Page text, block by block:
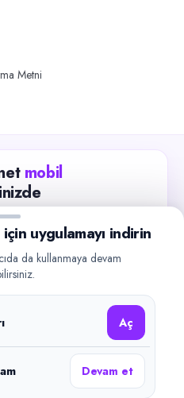
Metni
mobil
edin, işverenlerle hızlıca
geçin.
Google Play
hakları saklıdır.
uygulamayı indirin
da kullanmaya devam
Aç
Devam et